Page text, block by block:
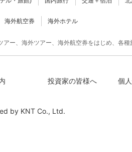
海外航空券 海外ホテル
アー、海外ツアー、海外航空券をはじめ、各
投資家の皆様へ 個
by KNT Co., Ltd.